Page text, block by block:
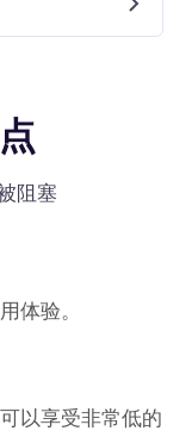
阻塞
体验。
以享受非常低的